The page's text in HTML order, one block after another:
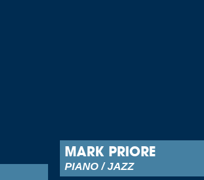
MARK PRIORE
PIANO / JAZZ